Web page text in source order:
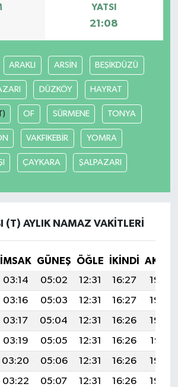
YATSI
21:08
ARAKLI ARSİN BEŞİKDÜZÜ
DÜZKÖY HAYRAT
OF SÜRMENE TONYA
VAKFIKEBİR YOMRA
ÇAYKARA ŞALPAZARI
(T) AYLIK NAMAZ VAKITLERI
İMSAK GÜNEŞ ÖĞLE İKINDI
03:14 05:02 12:31 16:27
19:50
03:16 05:03 12:31 16:27
19:49
03:17 05:04 12:31 16:26
19:48
03:19 05:05 12:31 16:26
19:47
03:20 05:06 12:31 16:26
19:46
03:22 05:07 12:31 16:26
19:45